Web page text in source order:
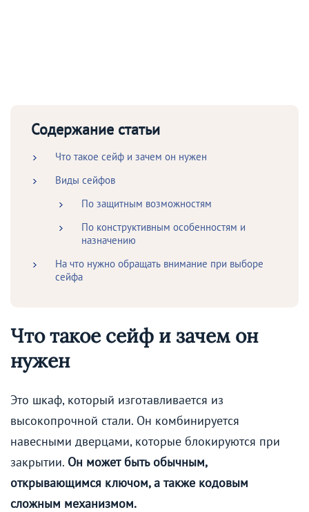
Содержание статьи
Что такое сейф и зачем он нужен
Виды сейфов
По защитным возможностям
По конструктивным особенностям и
назначению
На что нужно обращать внимание при выборе
сейфа
Что такое сейф и зачем он
нужен
Это шкаф, который изготавливается из
высокопрочной стали. Он комбинируется
навесными дверцами, которые блокируются при
закрытии. Он может быть обычным,
открывающимся ключом, а также кодовым
сложным механизмом.